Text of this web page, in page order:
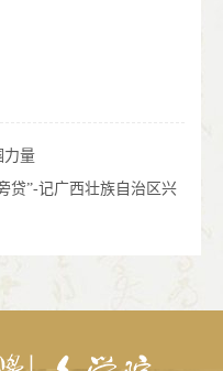
力量
贷”-记广西壮族自治区兴